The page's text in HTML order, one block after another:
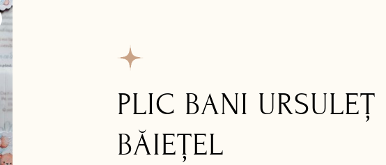
PLIC BANI URSULEȚ
BĂIEȚEL